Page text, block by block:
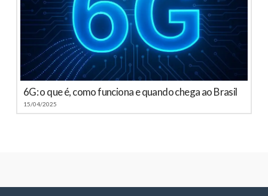
6G: o que é, como funciona e quando chega ao Brasil
15/04/2025